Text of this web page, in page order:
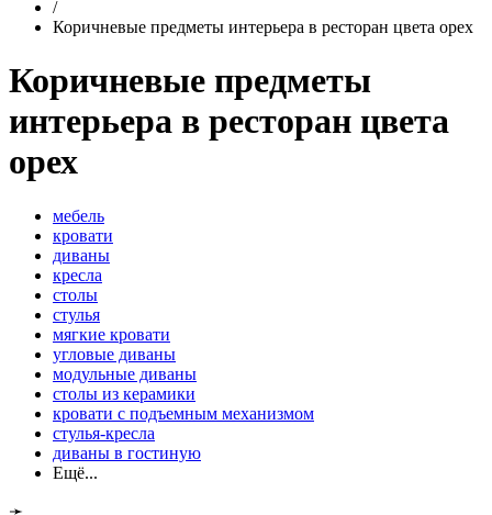
/
Коричневые предметы интерьера в ресторан цвета орех
Коричневые предметы
интерьера в ресторан цвета
орех
мебель
кровати
диваны
кресла
столы
стулья
мягкие кровати
угловые диваны
модульные диваны
столы из керамики
кровати с подъемным механизмом
стулья-кресла
диваны в гостиную
Ещё...
➛